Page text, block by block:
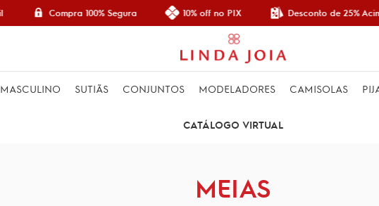
Compra 100% Segura 10% off no PIX Desconto de 25%
MASCULINO SUTIÃS CONJUNTOS MODELADORES CAMISOLAS
CATÁLOGO VIRTUAL
MEIAS